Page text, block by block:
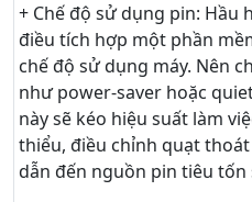
+ Chế độ sử dụng pin: Hầu
điều tích hợp một phần
chế độ sử dụng máy. Nên
như power-saver hoặc
này sẽ kéo hiệu suất làm
thiểu, điều chỉnh quạt
dẫn đến nguồn pin tiêu tốn